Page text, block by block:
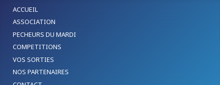
ACCUEIL
ASSOCIATION
PECHEURS DU MARDI
COMPETITIONS
VOS SORTIES
NOS PARTENAIRES